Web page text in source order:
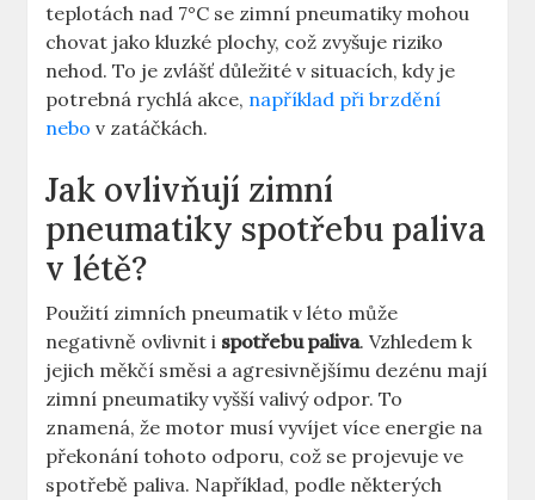
teplotách nad 7°C se zimní pneumatiky mohou
chovat jako kluzké plochy, což zvyšuje riziko
nehod. To je zvlášť důležité v situacích, kdy je
potrebná rychlá akce, například při brzdění
nebo v zatáčkách.
Jak ovlivňují zimní
pneumatiky spotřebu paliva
v létě?
Použití zimních pneumatik v léto může
negativně ovlivnit i spotřebu paliva. Vzhledem k
jejich měkčí směsi a agresivnějšímu dezénu mají
zimní pneumatiky vyšší valivý odpor. To
znamená, že motor musí vyvíjet více energie na
překonání tohoto odporu, což se projevuje ve
spotřebě paliva. Například, podle některých